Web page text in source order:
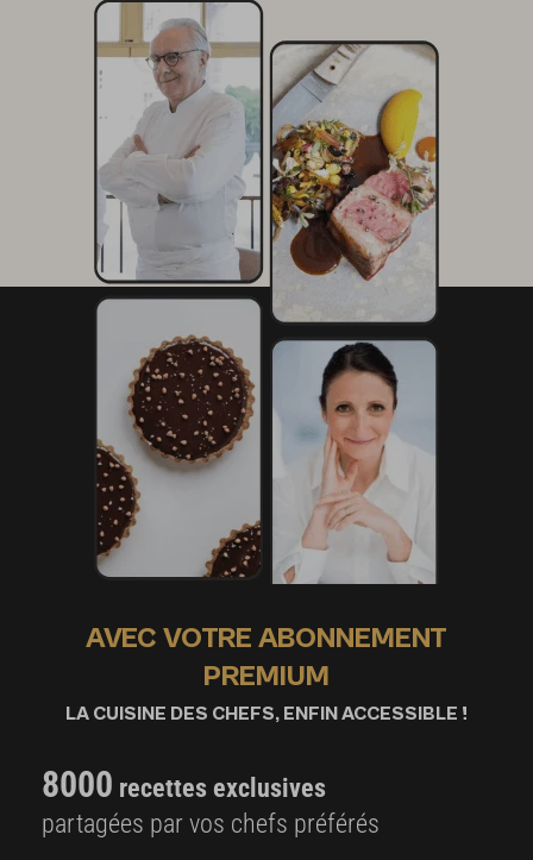
AVEC VOTRE ABONNEMENT
PREMIUM
LA CUISINE DES CHEFS, ENFIN ACCESSIBLE !
8000 recettes exclusives
partagées par vos chefs préférés